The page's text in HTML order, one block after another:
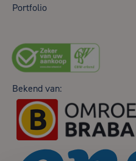
Portfolio
Bekend van: